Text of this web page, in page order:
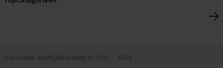
Hurricane Bedrijfskleding © 2013 - 2026